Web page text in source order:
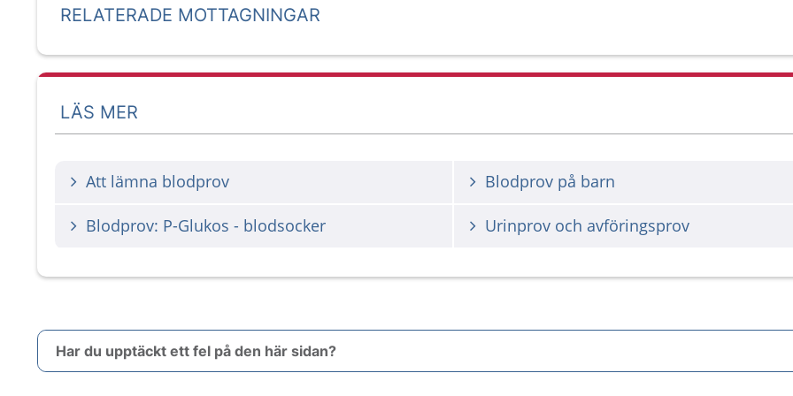
RELATERADE MOTTAGNINGAR
LÄS MER
Att lämna blodprov Blodprov på barn
Blodprov: P-Glukos - blodsocker Urinprov och avföringsprov
Har du upptäckt ett fel på den här sidan?